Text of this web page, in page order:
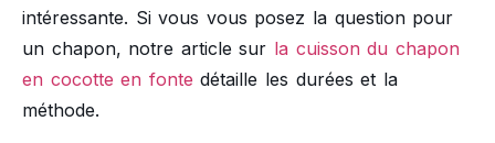
intéressante. Si vous vous posez la question pour
un chapon, notre article sur la cuisson du chapon
en cocotte en fonte détaille les durées et la
méthode.